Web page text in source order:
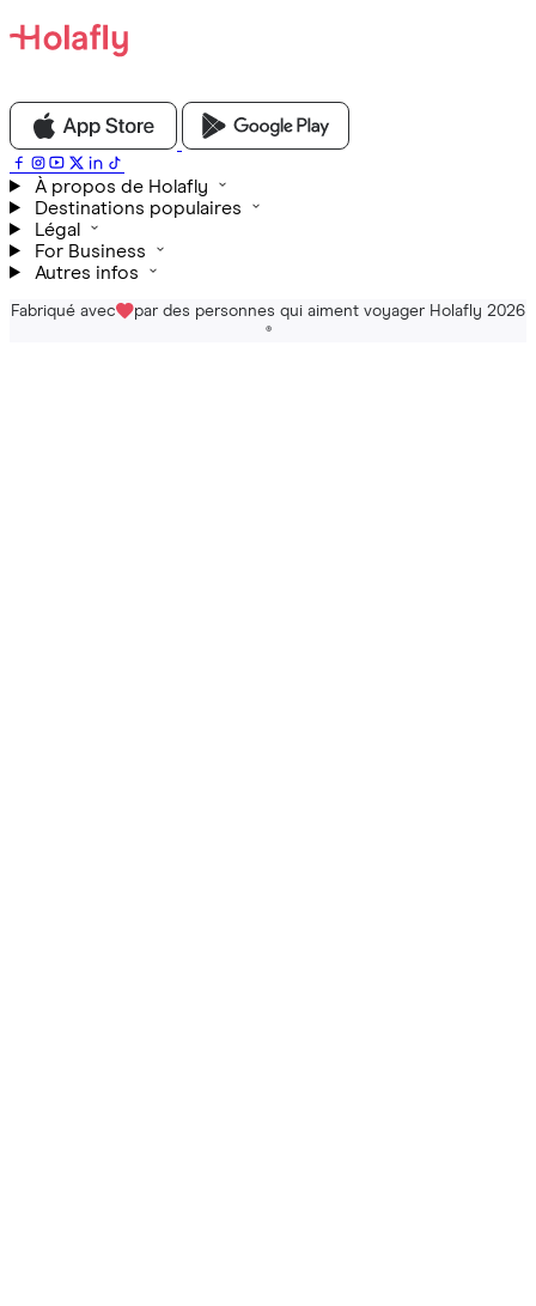
À propos de Holafly
Destinations populaires
Légal
For Business
Autres infos
Fabriqué avec par des personnes qui aiment voyager Holafly 2026
®